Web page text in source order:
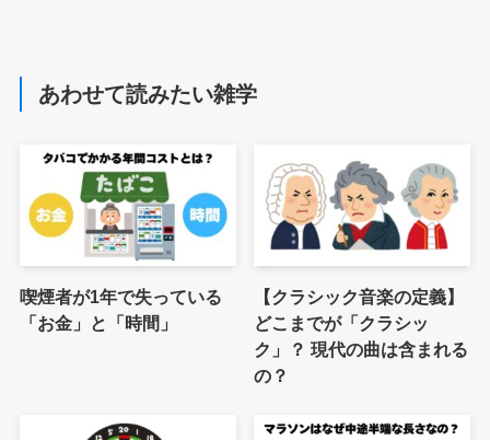
あわせて読みたい雑学
喫煙者が1年で失っている
「お金」と「時間」
【クラシック音楽の定義】
どこまでが「クラシッ
ク」？ 現代の曲は含まれる
の？